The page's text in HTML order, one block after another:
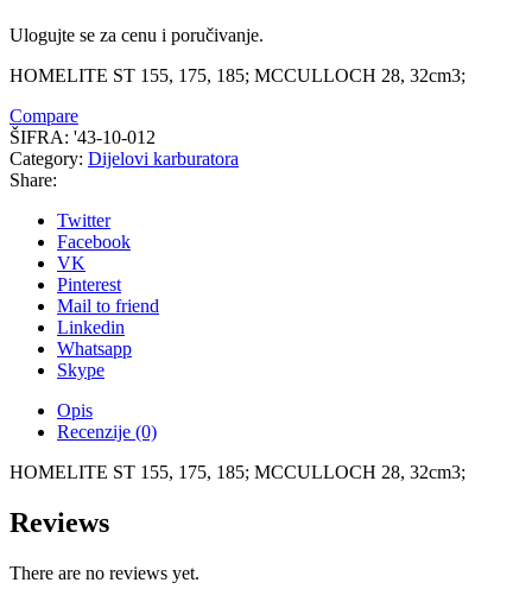
Ulogujte se za cenu i poručivanje.
HOMELITE ST 155, 175, 185; MCCULLOCH 28, 32cm3;
Compare
ŠIFRA: '43-10-012
Category: Dijelovi karburatora
Share:
Twitter
Facebook
VK
Pinterest
Mail to friend
Linkedin
Whatsapp
Skype
Opis
Recenzije (0)
HOMELITE ST 155, 175, 185; MCCULLOCH 28, 32cm3;
Reviews
There are no reviews yet.